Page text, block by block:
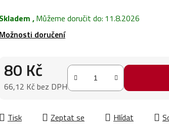
Skladem ,Můžeme doručit do: 11.8.2026
Možnosti doručení
80 Kč
66,12 Kč bez DPH
Tisk Zeptat se Hlídat